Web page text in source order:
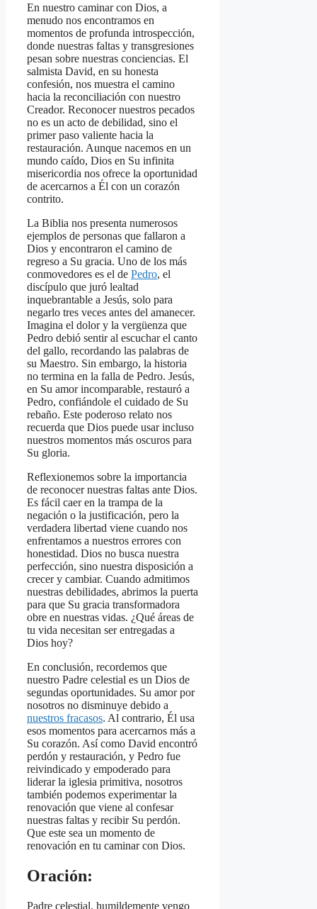
En nuestro caminar con Dios, a
menudo nos encontramos en
momentos de profunda introspección,
donde nuestras faltas y transgresiones
pesan sobre nuestras conciencias. El
salmista David, en su honesta
confesión, nos muestra el camino
hacia la reconciliación con nuestro
Creador. Reconocer nuestros pecados
no es un acto de debilidad, sino el
primer paso valiente hacia la
restauración. Aunque nacemos en un
mundo caído, Dios en Su infinita
misericordia nos ofrece la oportunidad
de acercarnos a Él con un corazón
contrito.
La Biblia nos presenta numerosos
ejemplos de personas que fallaron a
Dios y encontraron el camino de
regreso a Su gracia. Uno de los más
conmovedores es el de Pedro, el
discípulo que juró lealtad
inquebrantable a Jesús, solo para
negarlo tres veces antes del amanecer.
Imagina el dolor y la vergüenza que
Pedro debió sentir al escuchar el canto
del gallo, recordando las palabras de
su Maestro. Sin embargo, la historia
no termina en la falla de Pedro. Jesús,
en Su amor incomparable, restauró a
Pedro, confiándole el cuidado de Su
rebaño. Este poderoso relato nos
recuerda que Dios puede usar incluso
nuestros momentos más oscuros para
Su gloria.
Reflexionemos sobre la importancia
de reconocer nuestras faltas ante Dios.
Es fácil caer en la trampa de la
negación o la justificación, pero la
verdadera libertad viene cuando nos
enfrentamos a nuestros errores con
honestidad. Dios no busca nuestra
perfección, sino nuestra disposición a
crecer y cambiar. Cuando admitimos
nuestras debilidades, abrimos la puerta
para que Su gracia transformadora
obre en nuestras vidas. ¿Qué áreas de
tu vida necesitan ser entregadas a
Dios hoy?
En conclusión, recordemos que
nuestro Padre celestial es un Dios de
segundas oportunidades. Su amor por
nosotros no disminuye debido a
nuestros fracasos. Al contrario, Él usa
esos momentos para acercarnos más a
Su corazón. Así como David encontró
perdón y restauración, y Pedro fue
reivindicado y empoderado para
liderar la iglesia primitiva, nosotros
también podemos experimentar la
renovación que viene al confesar
nuestras faltas y recibir Su perdón.
Que este sea un momento de
renovación en tu caminar con Dios.
Oración:
Padre celestial, humildemente vengo